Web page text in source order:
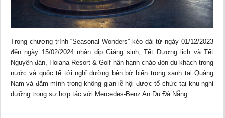
Trong chương trình “Seasonal Wonders” kéo dài từ ngày 01/12/2023
đến ngày 15/02/2024 nhân dịp Giáng sinh, Tết Dương lịch và Tết
Nguyên đán, Hoiana Resort & Golf hân hạnh chào đón du khách trong
nước và quốc tế tới nghỉ dưỡng bên bờ biển trong xanh tại Quảng
Nam và đắm mình trong không gian lễ hội được tổ chức tại khu nghỉ
dưỡng trong sự hợp tác với Mercedes-Benz An Du Đà Nẵng.